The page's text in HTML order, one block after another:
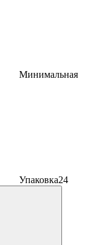
Минимальная
Упаковка24